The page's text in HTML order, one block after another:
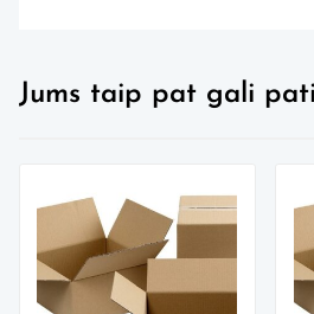
Jums taip pat gali